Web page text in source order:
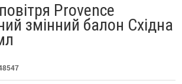
Provence
змінний балон Східна